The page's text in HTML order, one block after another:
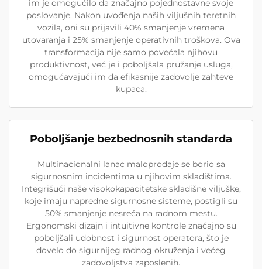
im je omogućilo da značajno pojednostavne svoje
poslovanje. Nakon uvođenja naših viljušnih teretnih
vozila, oni su prijavili 40% smanjenje vremena
utovaranja i 25% smanjenje operativnih troškova. Ova
transformacija nije samo povećala njihovu
produktivnost, već je i poboljšala pružanje usluga,
omogućavajući im da efikasnije zadovolje zahteve
kupaca.
Poboljšanje bezbednosnih standarda
Multinacionalni lanac maloprodaje se borio sa
sigurnosnim incidentima u njihovim skladištima.
Integrišući naše visokokapacitetske skladišne viljuške,
koje imaju napredne sigurnosne sisteme, postigli su
50% smanjenje nesreća na radnom mestu.
Ergonomski dizajn i intuitivne kontrole značajno su
poboljšali udobnost i sigurnost operatora, što je
dovelo do sigurnijeg radnog okruženja i većeg
zadovoljstva zaposlenih.